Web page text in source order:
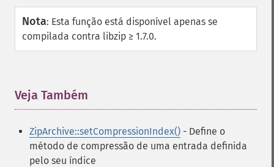
Nota: Esta função está disponível apenas se
compilada contra libzip ≥ 1.7.0.
Veja Também
ZipArchive::setCompressionIndex() - Define o
método de compressão de uma entrada definida
pelo seu índice